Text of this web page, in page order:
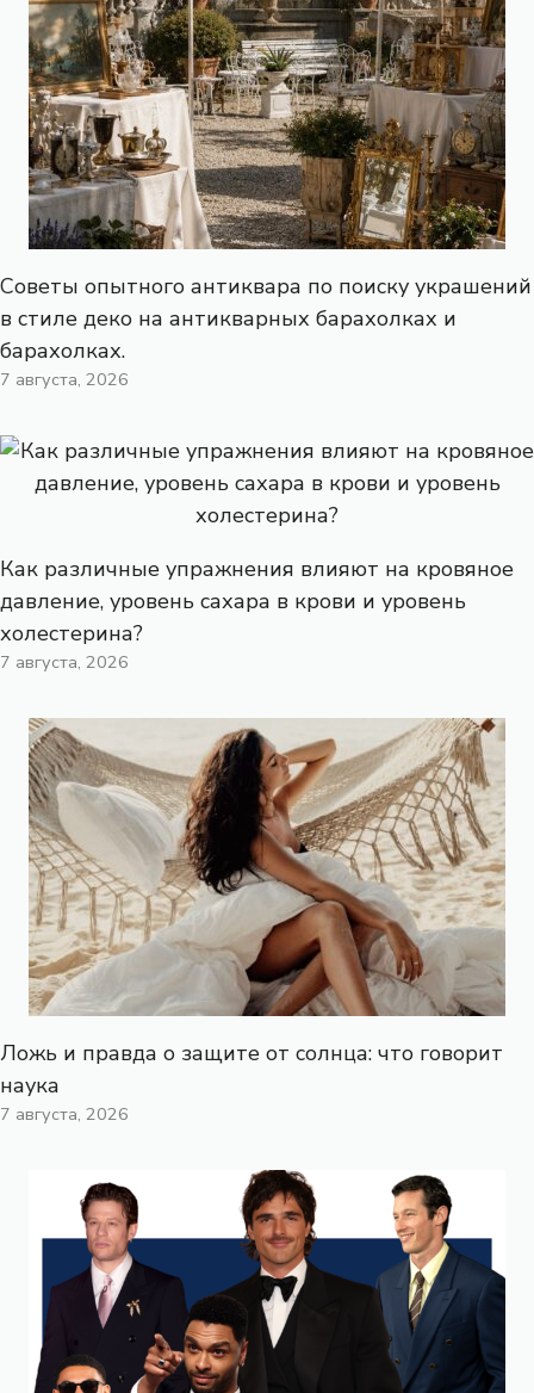
Советы опытного антиквара по поиску украшений
в стиле деко на антикварных барахолках и
барахолках.
7 августа, 2026
Как различные упражнения влияют на кровяное
давление, уровень сахара в крови и уровень
холестерина?
7 августа, 2026
Ложь и правда о защите от солнца: что говорит
наука
7 августа, 2026